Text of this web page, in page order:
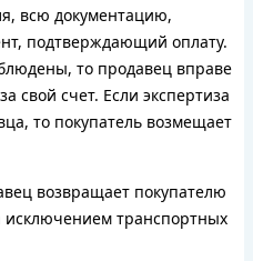
всю документацию,
подтверждающий оплату.
то продавец вправе
свой счет. Если экспертиза
то покупатель возмещает
возвращает покупателю
исключением транспортных